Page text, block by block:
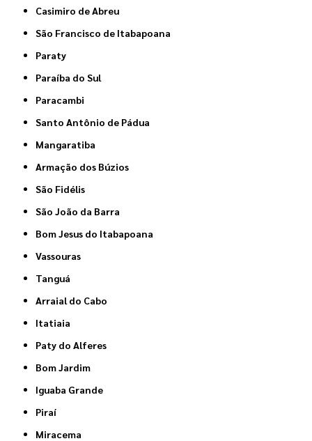
Casimiro de Abreu
São Francisco de Itabapoana
Paraty
Paraíba do Sul
Paracambi
Santo Antônio de Pádua
Mangaratiba
Armação dos Búzios
São Fidélis
São João da Barra
Bom Jesus do Itabapoana
Vassouras
Tanguá
Arraial do Cabo
Itatiaia
Paty do Alferes
Bom Jardim
Iguaba Grande
Piraí
Miracema